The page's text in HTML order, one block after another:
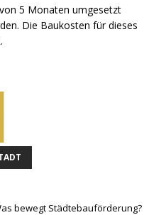
5 Monaten umgesetzt
Die Baukosten für dieses
bewegt Städtebauförderung?